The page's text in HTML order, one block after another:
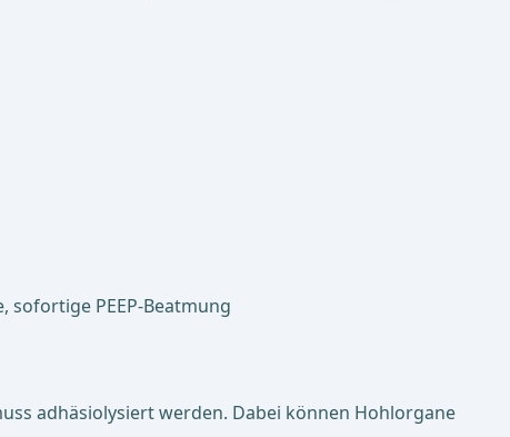
PEEP-Beatmung
adhäsiolysiert werden. Dabei können Hohlorgane